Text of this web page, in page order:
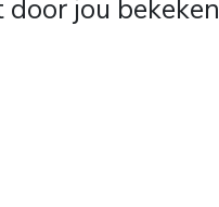
door jou bekeken